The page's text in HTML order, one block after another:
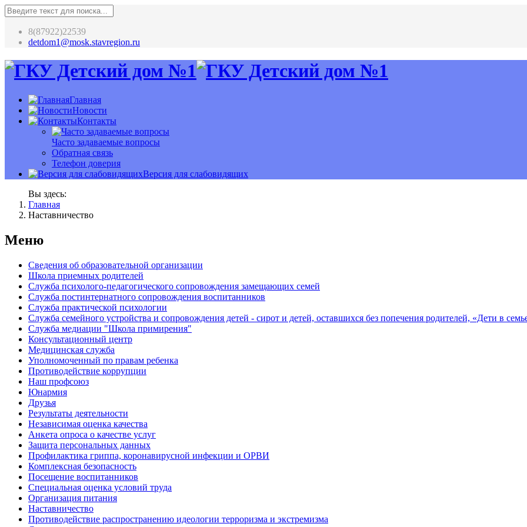
8(87922)22539
detdom1@mosk.stavregion.ru
Главная
Новости
Контакты
Часто задаваемые вопросы
Обратная связь
Телефон доверия
Версия для слабовидящих
Вы здесь:
Главная
Наставничество
Меню
Сведения об образовательной организации
Школа приемных родителей
Служба психолого-педагогического сопровождения замещающих семей
Cлужба постинтернатного сопровождения воспитанников
Служба практической психологии
Служба семейного устройства и сопровождения детей - сирот и детей, оставшихся без попечения родителей, «Дети в
Служба медиации "Школа примирения"
Консультационный центр
Медицинская служба
Уполномоченный по правам ребенка
Противодействие коррупции
Наш профсоюз
Юнармия
Друзья
Результаты деятельности
Независимая оценка качества
Анкета опроса о качестве услуг
Защита персональных данных
Профилактика гриппа, коронавирусной инфекции и ОРВИ
Комплексная безопасность
Посещение воспитанников
Специальная оценка условий труда
Организация питания
Наставничество
Противодействие распространению идеологии терроризма и экстремизма